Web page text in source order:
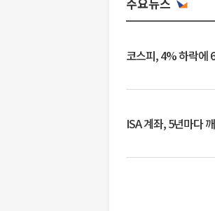
코스피, 4% 하락에
ISA 계좌, 5년마다